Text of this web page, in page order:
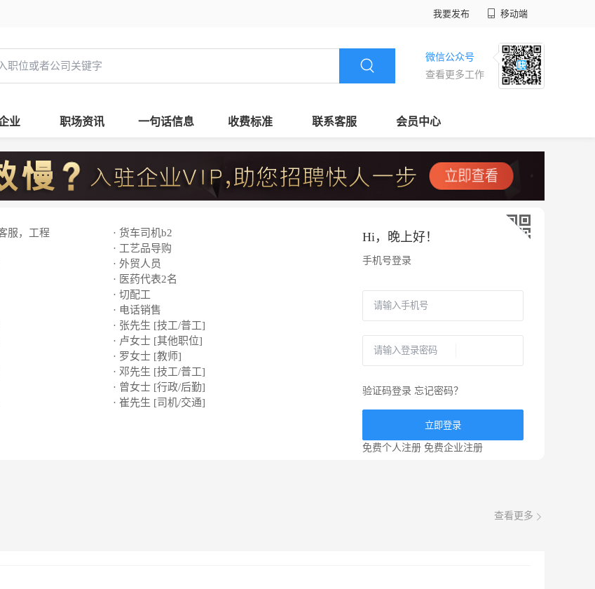
我要发布 移动端
微信公众号
查看更多工作
业 职场资讯 一句话信息 收费标准 联系客服 会员中心
服，工程
· 货车司机b2
· 工艺品导购
· 外贸人员
· 医药代表2名
· 切配工
· 电话销售
· 张先生 [技工/普工]
· 卢女士 [其他职位]
· 罗女士 [教师]
· 邓先生 [技工/普工]
· 曾女士 [行政/后勤]
· 崔先生 [司机/交通]
Hi， 晚上好！
手机号登录
验证码登录 忘记密码？
立即登录
免费个人注册 免费企业注册
查看更多